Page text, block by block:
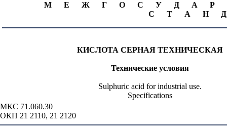
М Е Ж Г О С У Д А
С Т А Н
КИСЛОТА СЕРНАЯ ТЕХНИЧЕСКАЯ
Технические условия
Sulphuric acid for industrial use.
Specifications
МКС 71.060.30
ОКП 21 2110, 21 2120